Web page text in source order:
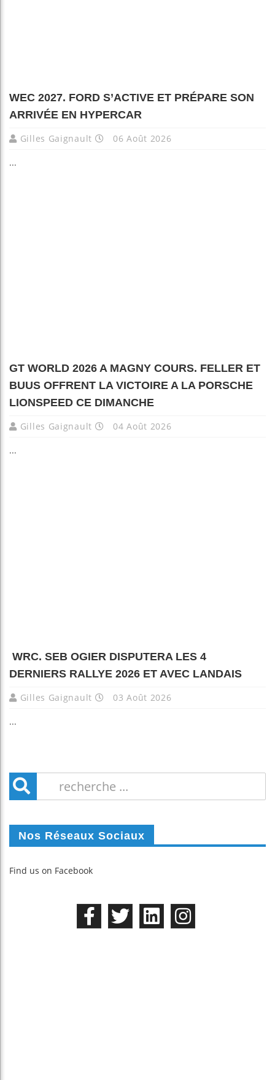
WEC 2027. FORD S’ACTIVE ET PRÉPARE SON
ARRIVÉE EN HYPERCAR
Gilles Gaignault 06 Août 2026
...
GT WORLD 2026 A MAGNY COURS. FELLER ET
BUUS OFFRENT LA VICTOIRE A LA PORSCHE
LIONSPEED CE DIMANCHE
Gilles Gaignault 04 Août 2026
...
WRC. SEB OGIER DISPUTERA LES 4
DERNIERS RALLYE 2026 ET AVEC LANDAIS
Gilles Gaignault 03 Août 2026
...
Nos Réseaux Sociaux
Find us on Facebook